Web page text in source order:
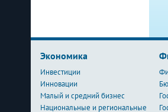
Экономика
Инвестиции
Инновации
Малый и средний бизнес
Национальные и региональные